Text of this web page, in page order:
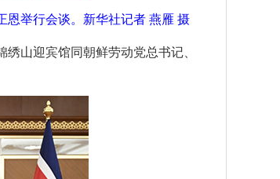
恩举行会谈。新华社记者 燕雁 摄
山迎宾馆同朝鲜劳动党总书记、